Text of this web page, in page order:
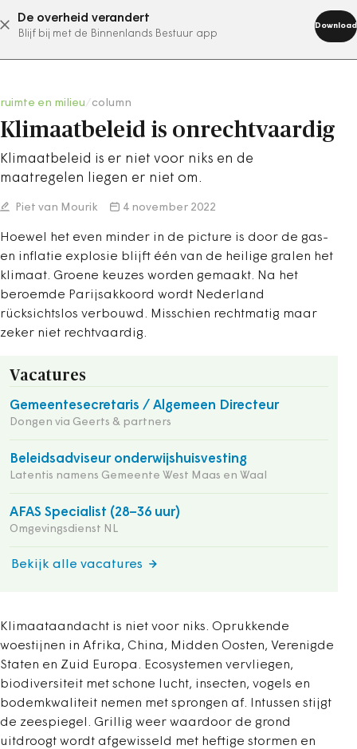
De overheid verandert
Blijf bij met de Binnenlands Bestuur app
Download
abonneer nu
ruimte en milieu column
Klimaatbeleid is onrechtvaardig
Klimaatbeleid is er niet voor niks en de
maatregelen liegen er niet om.
Piet van Mourik 4 november 2022
Hoewel het even minder in de picture is door de gas-
en inflatie explosie blijft één van de heilige gralen het
klimaat. Groene keuzes worden gemaakt. Na het
beroemde Parijsakkoord wordt Nederland
rücksichtslos verbouwd. Misschien rechtmatig maar
zeker niet rechtvaardig.
Vacatures
Gemeentesecretaris / Algemeen Directeur
Dongen via Geerts & partners
Beleidsadviseur onderwijshuisvesting
Latentis namens Gemeente West Maas en Waal
AFAS Specialist (28–36 uur)
Omgevingsdienst NL
Bekijk alle vacatures
Klimaataandacht is niet voor niks. Oprukkende
woestijnen in Afrika, China, Midden Oosten, Verenigde
Staten en Zuid Europa. Ecosystemen vervliegen,
biodiversiteit met schone lucht, insecten, vogels en
bodemkwaliteit nemen met sprongen af. Intussen stijgt
de zeespiegel. Grillig weer waardoor de grond
uitdroogt wordt afgewisseld met heftige stormen en